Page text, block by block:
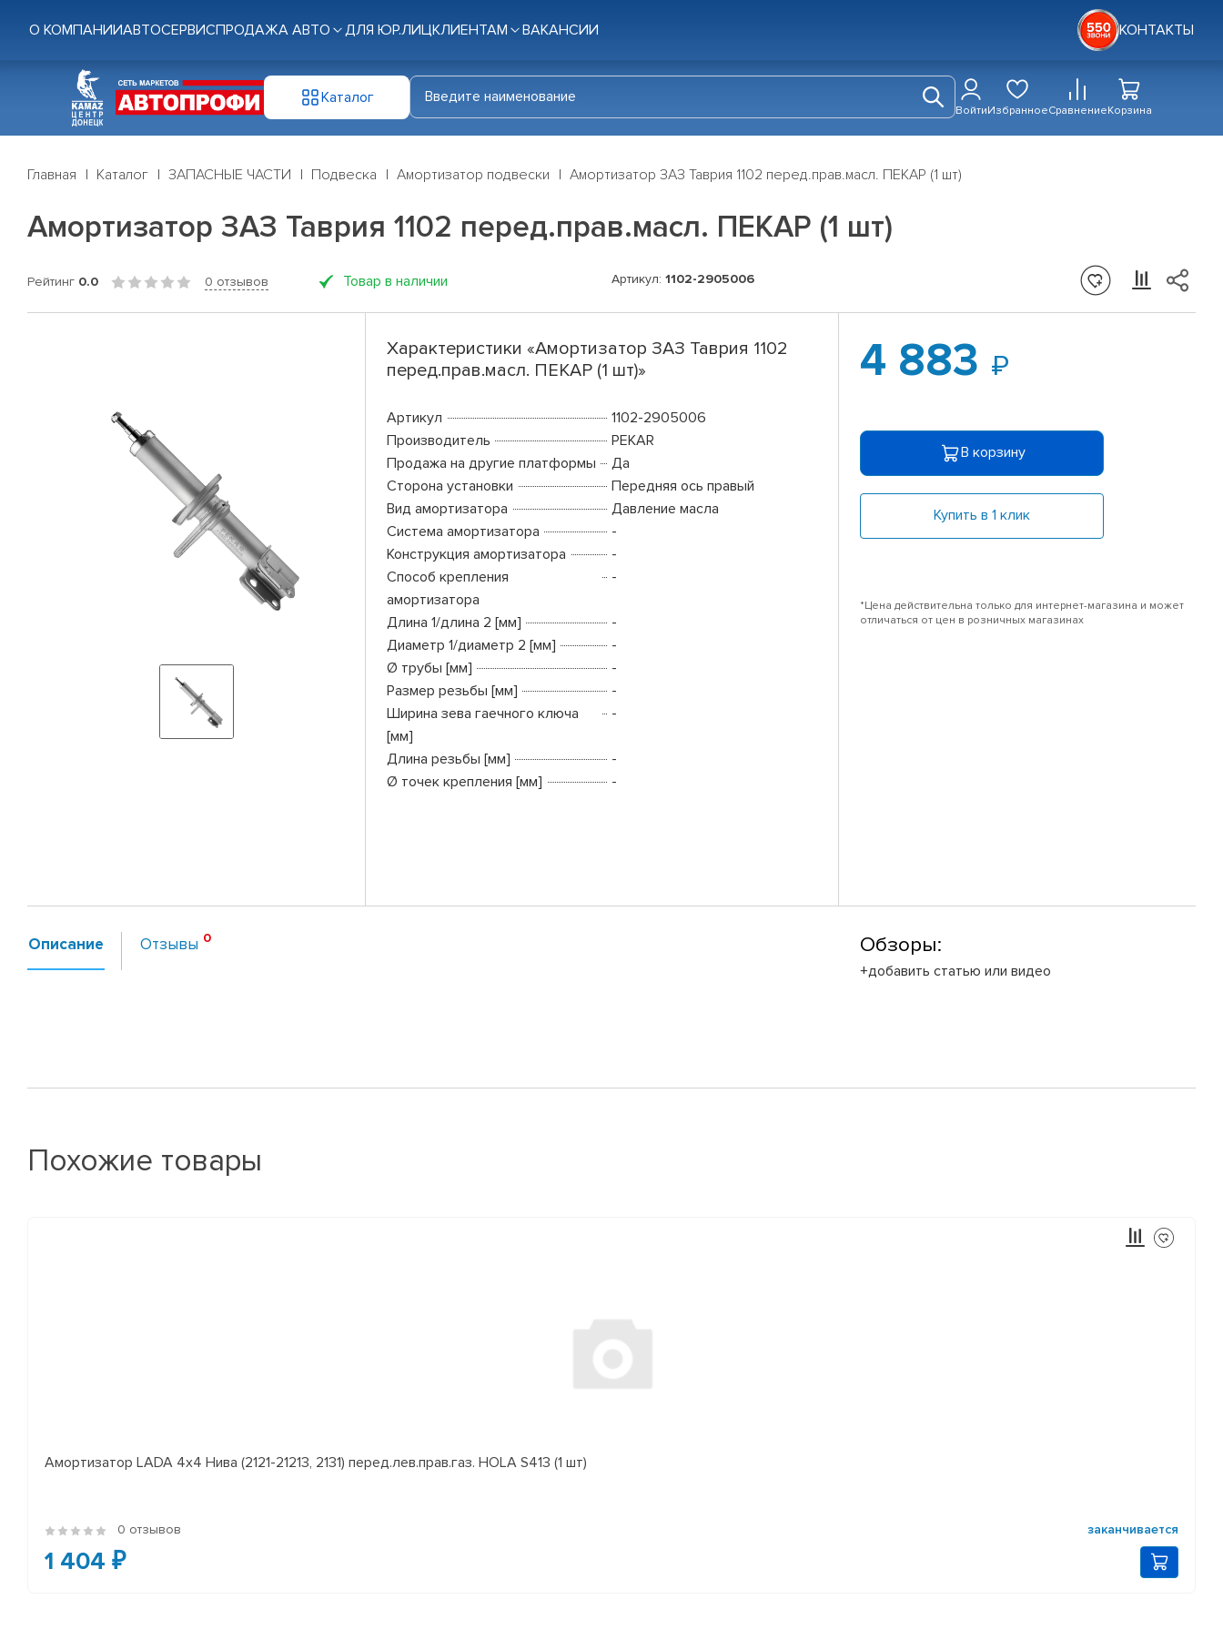
О КОМПАНИИАВТОСЕРВИСПРОДАЖА АВТО ДЛЯ ЮР.ЛИЦКЛИЕНТАМ ВАКАНСИИ КОНТАКТЫ
Каталог
ВойтиИзбранноеСравнениеКорзина
Главная Каталог ЗАПАСНЫЕ ЧАСТИ Подвеска Амортизатор подвески Амортизатор ЗАЗ Таврия 1102 перед.прав.масл. ПЕКАР (1 шт)
Амортизатор ЗАЗ Таврия 1102 перед.прав.масл. ПЕКАР (1 шт)
Рейтинг 0.0 0 отзывов Товар в наличии Артикул: 1102-2905006
Характеристики «Амортизатор ЗАЗ Таврия 1102
перед.прав.масл. ПЕКАР (1 шт)»
Артикул
1102-2905006
Производитель
PEKAR
Продажа на другие платформы
Да
Сторона установки
Передняя ось правый
Вид амортизатора
Давление масла
Система амортизатора
-
Конструкция амортизатора
-
Способ крепления
амортизатора
-
Длина 1/длина 2 [мм]
-
Диаметр 1/диаметр 2 [мм]
-
Ø трубы [мм]
-
Размер резьбы [мм]
-
Ширина зева гаечного ключа
[мм]
-
Длина резьбы [мм]
-
Ø точек крепления [мм]
-
4 883
В корзину
Купить в 1 клик
*Цена действительна только для интернет-магазина и может
отличаться от цен в розничных магазинах
Описание Отзывы Обзоры:
+добавить статью или видео
Похожие товары
Амортизатор LADA 4x4 Нива (2121-21213, 2131) перед.лев.прав.газ. HOLA S413 (1 шт)
0 отзывов заканчивается
1 404 ₽